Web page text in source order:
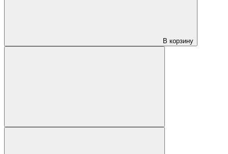
В корзину